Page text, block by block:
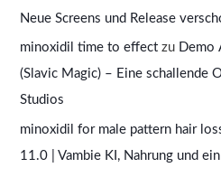
Neue Screens und Release
minoxidil time to effect zu Demo
(Slavic Magic) – Eine schallende
Studios
minoxidil for male pattern hair
11.0 | Vambie KI, Nahrung und